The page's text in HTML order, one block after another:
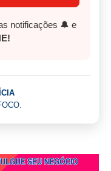
notificações 🔔 e